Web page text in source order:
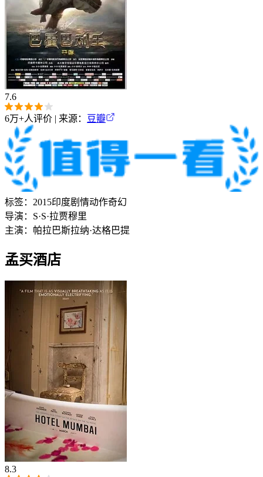
7.6
6万+人评价 | 来源： 豆瓣
标签： 2015印度剧情动作奇幻
导演： S·S·拉贾穆里
主演： 帕拉巴斯拉纳·达格巴提
孟买酒店
8.3